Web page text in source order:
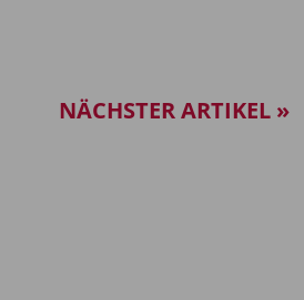
NÄCHSTER ARTIKEL »